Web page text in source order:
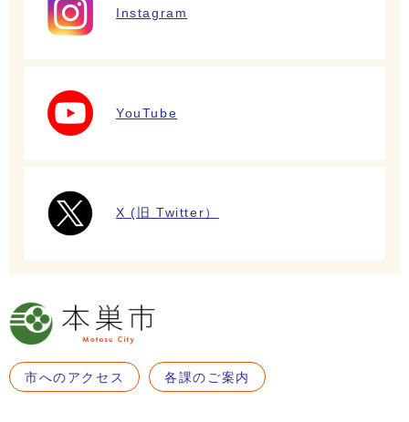
Instagram
YouTube
X (旧 Twitter）
市へのアクセス 各課のご案内